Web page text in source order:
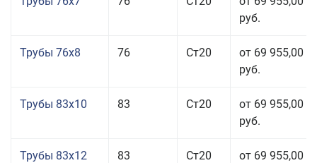
руб.
Трубы 76x8 76 Ст20
от 69 955,00
руб.
Трубы 83x10 83 Ст20
от 69 955,00
руб.
Трубы 83x12 83 Ст20
от 69 955,00